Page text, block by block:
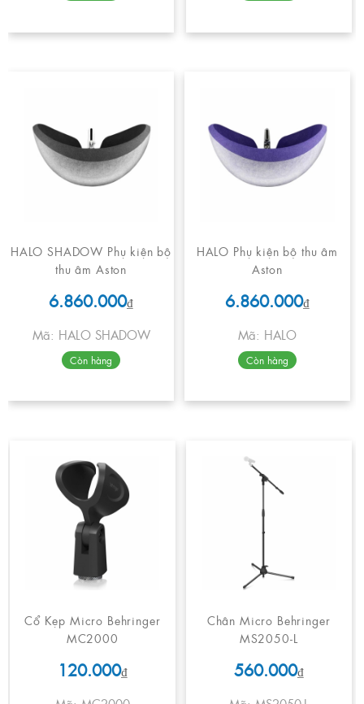
HALO SHADOW Phụ kiện bộ
thu âm Aston
6.860.000₫
Mã: HALO SHADOW
Còn hàng
HALO Phụ kiện bộ thu âm
Aston
6.860.000₫
Mã: HALO
Còn hàng
Cổ Kẹp Micro Behringer
MC2000
120.000₫
Chân Micro Behringer
MS2050-L
560.000₫